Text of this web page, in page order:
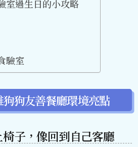
室過生日的小攻略
驗室
狗友善餐廳環境亮點
子，像回到自己客廳